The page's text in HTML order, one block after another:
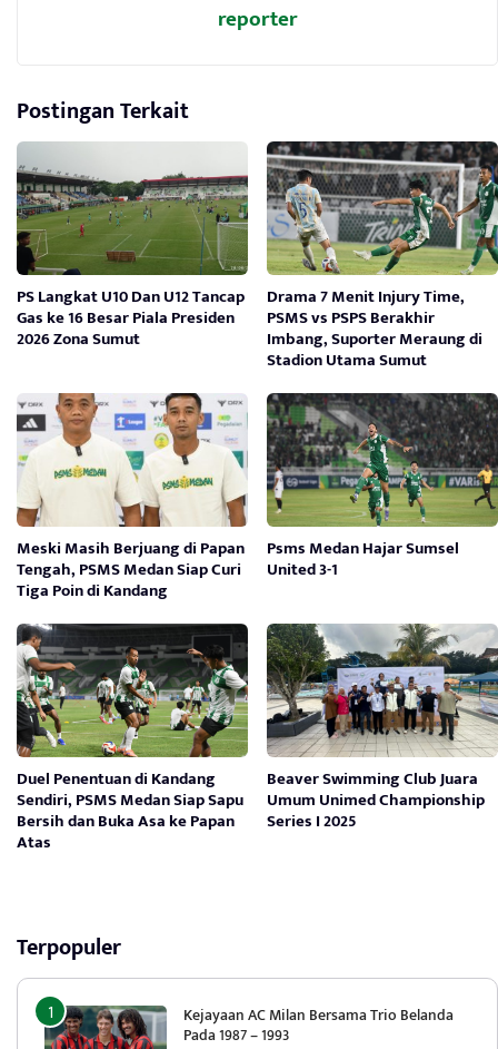
reporter
Postingan Terkait
PS Langkat U10 Dan U12 Tancap
Gas ke 16 Besar Piala Presiden
2026 Zona Sumut
Drama 7 Menit Injury Time,
PSMS vs PSPS Berakhir
Imbang, Suporter Meraung di
Stadion Utama Sumut
Meski Masih Berjuang di Papan
Tengah, PSMS Medan Siap Curi
Tiga Poin di Kandang
Psms Medan Hajar Sumsel
United 3-1
Duel Penentuan di Kandang
Sendiri, PSMS Medan Siap Sapu
Bersih dan Buka Asa ke Papan
Atas
Beaver Swimming Club Juara
Umum Unimed Championship
Series I 2025
Terpopuler
Kejayaan AC Milan Bersama Trio Belanda
Pada 1987 – 1993